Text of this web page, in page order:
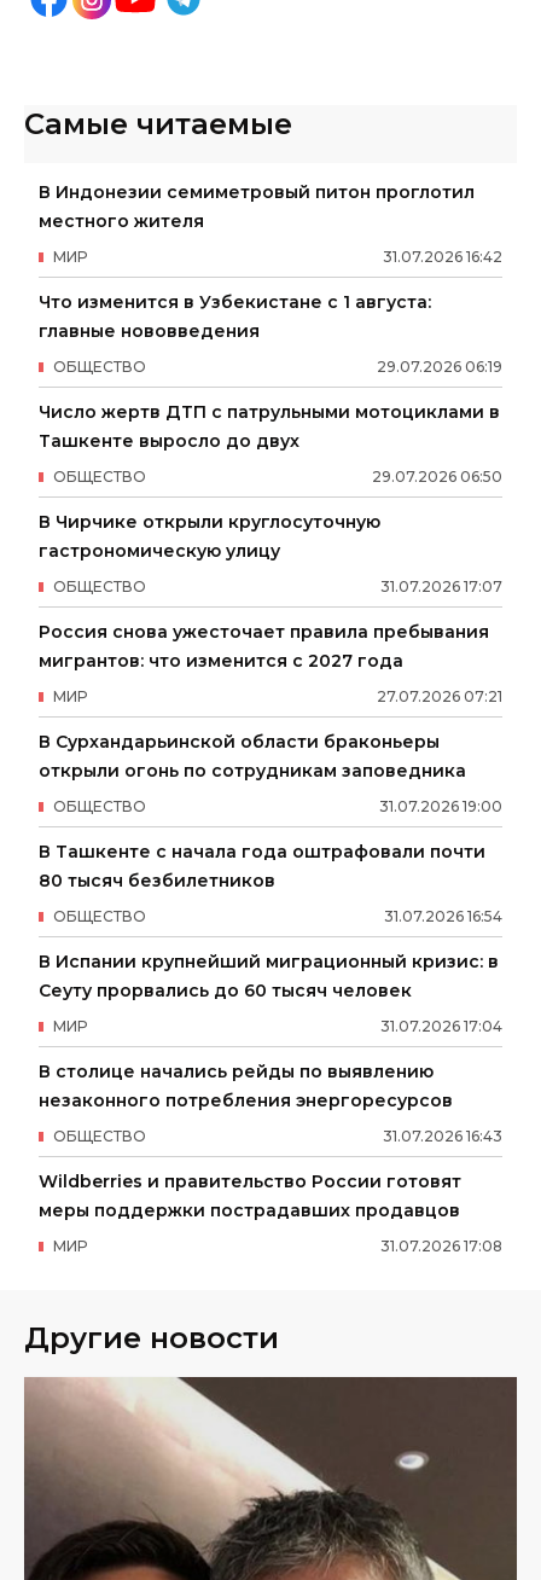
Самые читаемые
В Индонезии семиметровый питон проглотил
местного жителя
31.07.2026 16:42
МИР
Что изменится в Узбекистане с 1 августа:
главные нововведения
29.07.2026 06:19
ОБЩЕСТВО
Число жертв ДТП с патрульными мотоциклами в
Ташкенте выросло до двух
29.07.2026 06:50
ОБЩЕСТВО
В Чирчике открыли круглосуточную
гастрономическую улицу
31.07.2026 17:07
ОБЩЕСТВО
Россия снова ужесточает правила пребывания
мигрантов: что изменится с 2027 года
27.07.2026 07:21
МИР
В Сурхандарьинской области браконьеры
открыли огонь по сотрудникам заповедника
31.07.2026 19:00
ОБЩЕСТВО
В Ташкенте с начала года оштрафовали почти
80 тысяч безбилетников
31.07.2026 16:54
ОБЩЕСТВО
В Испании крупнейший миграционный кризис: в
Сеуту прорвались до 60 тысяч человек
31.07.2026 17:04
МИР
В столице начались рейды по выявлению
незаконного потребления энергоресурсов
31.07.2026 16:43
ОБЩЕСТВО
Wildberries и правительство России готовят
меры поддержки пострадавших продавцов
31.07.2026 17:08
МИР
Другие новости